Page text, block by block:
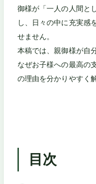
御様が「一人の人間と
し、日々の中に充実感
せません。
本稿では、親御様が自
なぜお子様への最高の
の理由を分かりやすく
目次